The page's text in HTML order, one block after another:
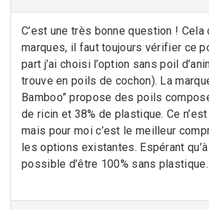
C’est une très bonne question ! Cela
marques, il faut toujours vérifier ce
part j’ai choisi l’option sans poil
trouve en poils de cochon). La
Bamboo” propose des poils
de ricin et 38% de plastique. Ce
mais pour moi c’est le meilleur
les options existantes. Espérant
possible d’être 100% sans plastique.